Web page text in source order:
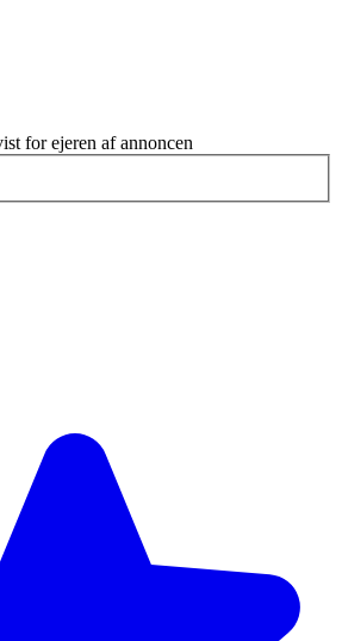
for ejeren af annoncen